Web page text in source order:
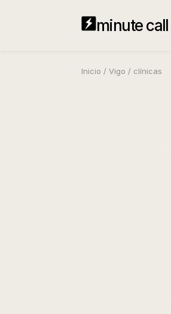
minute call
Inicio / Vigo / clínicas